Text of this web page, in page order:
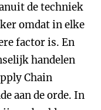
de techniek
omdat in elke
factor is. En
handelen
Chain
aan de orde. In